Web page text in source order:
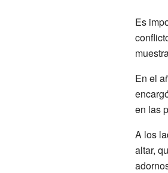
Es
En el
en las
A los
altar,